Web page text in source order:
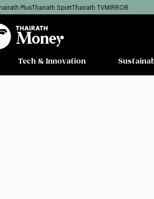
PlusThairath SportThairath TVMIRROR
Tech & Innovation